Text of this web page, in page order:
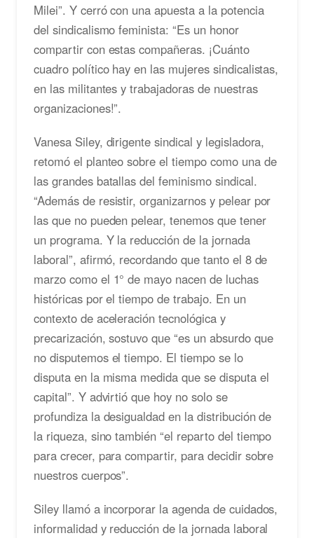
Milei”. Y cerró con una apuesta a la potencia
del sindicalismo feminista: “Es un honor
compartir con estas compañeras. ¡Cuánto
cuadro político hay en las mujeres sindicalistas,
en las militantes y trabajadoras de nuestras
organizaciones!”.
Vanesa Siley, dirigente sindical y legisladora,
retomó el planteo sobre el tiempo como una de
las grandes batallas del feminismo sindical.
“Además de resistir, organizarnos y pelear por
las que no pueden pelear, tenemos que tener
un programa. Y la reducción de la jornada
laboral”, afirmó, recordando que tanto el 8 de
marzo como el 1° de mayo nacen de luchas
históricas por el tiempo de trabajo. En un
contexto de aceleración tecnológica y
precarización, sostuvo que “es un absurdo que
no disputemos el tiempo. El tiempo se lo
disputa en la misma medida que se disputa el
capital”. Y advirtió que hoy no solo se
profundiza la desigualdad en la distribución de
la riqueza, sino también “el reparto del tiempo
para crecer, para compartir, para decidir sobre
nuestros cuerpos”.
Siley llamó a incorporar la agenda de cuidados,
informalidad y reducción de la jornada laboral